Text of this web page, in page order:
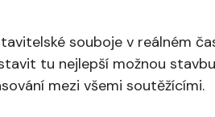
souboje v reálném
tu nejlepší možnou
mezi všemi soutěžícími.